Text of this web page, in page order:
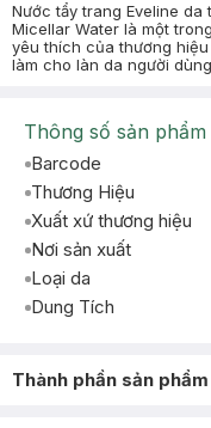
Nước tẩy trang Eveline
Micellar Water là một
yêu thích của thương hiệu
làm cho làn da người
Thông số sản phẩm
Barcode
Thương Hiệu
Xuất xứ thương hiệu
Nơi sản xuất
Loại da
Dung Tích
Thành phần sản phẩm